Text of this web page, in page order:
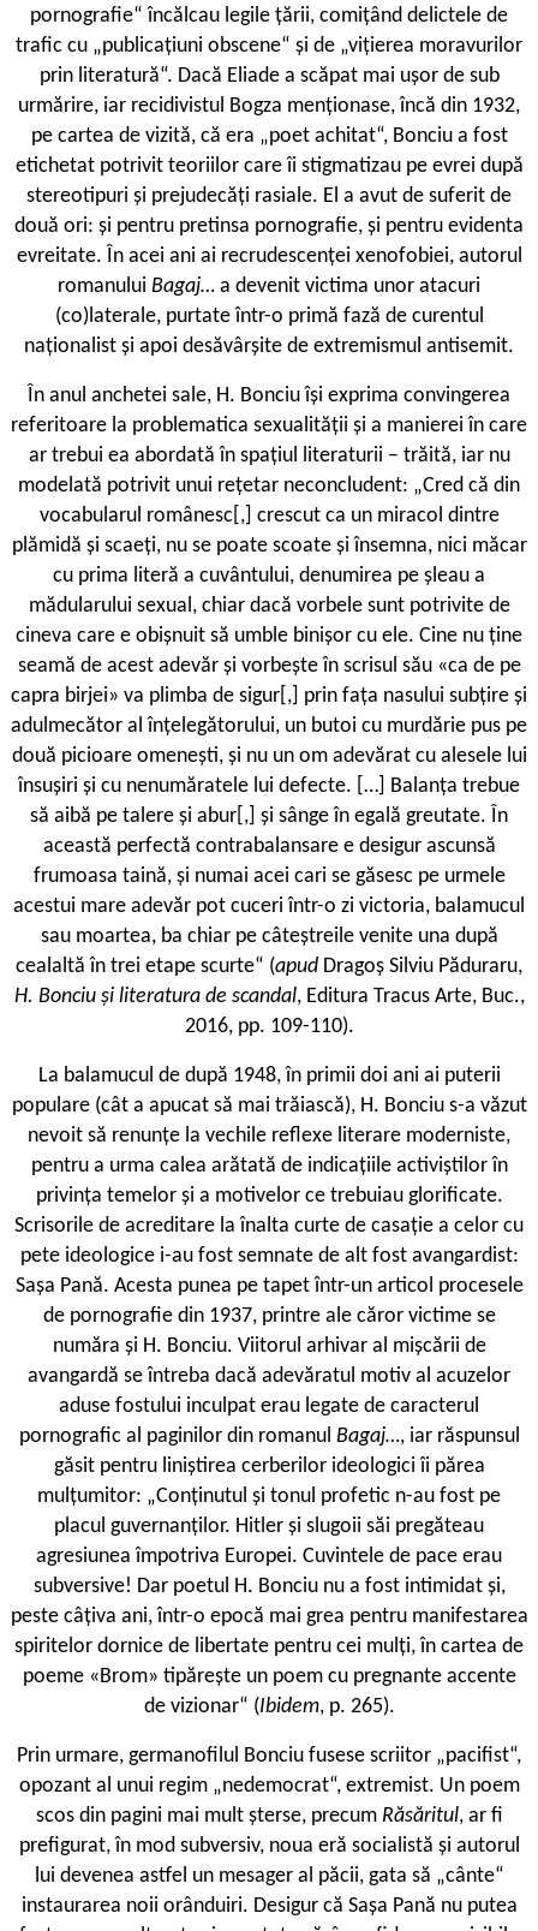
pornografie“ încălcau legile țării, comițând delictele de
trafic cu „publicațiuni obscene“ și de „vițierea moravurilor
prin literatură“. Dacă Eliade a scăpat mai ușor de sub
urmărire, iar recidivistul Bogza menționase, încă din 1932,
pe cartea de vizită, că era „poet achitat“, Bonciu a fost
etichetat potrivit teoriilor care îi stigmatizau pe evrei după
stereotipuri și prejudecăți rasiale. El a avut de suferit de
două ori: și pentru pretinsa pornografie, și pentru evidenta
evreitate. În acei ani ai recrudescenței xenofobiei, autorul
romanului Bagaj… a devenit victima unor atacuri
(co)laterale, purtate într-o primă fază de curentul
naționalist și apoi desăvârșite de extremismul antisemit.
În anul anchetei sale, H. Bonciu își exprima convingerea
referitoare la problematica sexualității și a manierei în care
ar trebui ea abordată în spațiul literaturii – trăită, iar nu
modelată potrivit unui rețetar neconcludent: „Cred că din
vocabularul românesc[,] crescut ca un miracol dintre
plămidă și scaeți, nu se poate scoate și însemna, nici măcar
cu prima literă a cuvântului, denumirea pe șleau a
mădularului sexual, chiar dacă vorbele sunt potrivite de
cineva care e obișnuit să umble binișor cu ele. Cine nu ține
seamă de acest adevăr și vorbește în scrisul său «ca de pe
capra birjei» va plimba de sigur[,] prin fața nasului subțire și
adulmecător al înțelegătorului, un butoi cu murdărie pus pe
două picioare omenești, și nu un om adevărat cu alesele lui
însușiri și cu nenumăratele lui defecte. […] Balanța trebue
să aibă pe talere și abur[,] și sânge în egală greutate. În
această perfectă contrabalansare e desigur ascunsă
frumoasa taină, și numai acei cari se găsesc pe urmele
acestui mare adevăr pot cuceri într-o zi victoria, balamucul
sau moartea, ba chiar pe câteștreile venite una după
cealaltă în trei etape scurte“ (apud Dragoș Silviu Păduraru,
H. Bonciu și literatura de scandal, Editura Tracus Arte, Buc.,
2016, pp. 109-110).
La balamucul de după 1948, în primii doi ani ai puterii
populare (cât a apucat să mai trăiască), H. Bonciu s-a văzut
nevoit să renunțe la vechile reflexe literare moderniste,
pentru a urma calea arătată de indicațiile activiștilor în
privința temelor și a motivelor ce trebuiau glorificate.
Scrisorile de acreditare la înalta curte de casație a celor cu
pete ideologice i-au fost semnate de alt fost avangardist:
Sașa Pană. Acesta punea pe tapet într-un articol procesele
de pornografie din 1937, printre ale căror victime se
număra și H. Bonciu. Viitorul arhivar al mișcării de
avangardă se întreba dacă adevăratul motiv al acuzelor
aduse fostului inculpat erau legate de caracterul
pornografic al paginilor din romanul Bagaj…, iar răspunsul
găsit pentru liniștirea cerberilor ideologici îi părea
mulțumitor: „Conținutul și tonul profetic n-au fost pe
placul guvernanților. Hitler și slugoii săi pregăteau
agresiunea împotriva Europei. Cuvintele de pace erau
subversive! Dar poetul H. Bonciu nu a fost intimidat și,
peste câțiva ani, într-o epocă mai grea pentru manifestarea
spiritelor dornice de libertate pentru cei mulți, în cartea de
poeme «Brom» tipărește un poem cu pregnante accente
de vizionar“ (Ibidem, p. 265).
Prin urmare, germanofilul Bonciu fusese scriitor „pacifist“,
opozant al unui regim „nedemocrat“, extremist. Un poem
scos din pagini mai mult șterse, precum Răsăritul, ar fi
prefigurat, în mod subversiv, noua eră socialistă și autorul
lui devenea astfel un mesager al păcii, gata să „cânte“
instaurarea noii orânduiri. Desigur că Sașa Pană nu putea